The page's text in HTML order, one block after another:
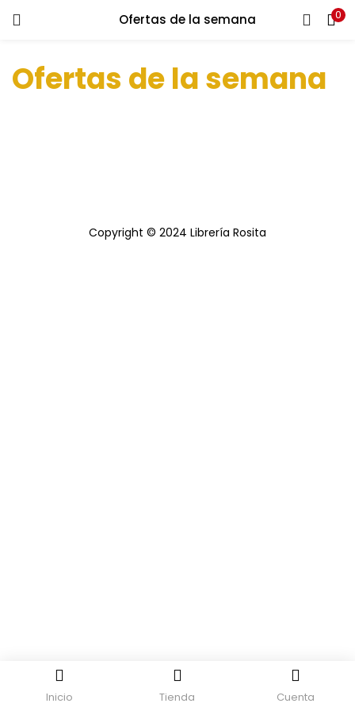
Ofertas de la semana 0
ENTRAR REGISTRARSE
Introduce tu nombre de usuario y contraseña para iniciar
Inicio Tienda Cuenta
Ofertas de la semana
Copyright © 2024 Librería Rosita